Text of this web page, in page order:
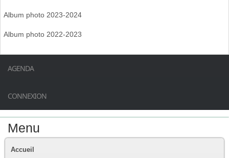
Album photo 2023-2024
Album photo 2022-2023
AGENDA
CONNEXION
Menu
Accueil